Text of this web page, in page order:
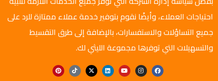
احتياجات العملاء، وأيضًا نقوم بتوفير خدمة عملاء ممتازة للرد على
جميع التساؤلات والاستفسارات، بالإضافة إلى طرق التقسيط
والتسهيلات التي توفرها مجموعة الليثي لك.